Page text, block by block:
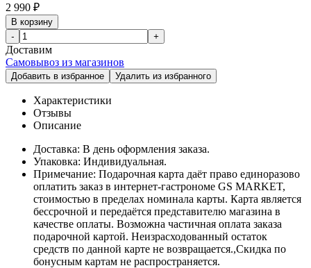
2 990 ₽
В корзину
-
+
Доставим
Самовывоз из магазинов
Добавить в избранное Удалить из избранного
Характеристики
Отзывы
Описание
Доставка: В день оформления заказа.
Упаковка: Индивидуальная.
Примечание: Подарочная карта даёт право единоразово
оплатить заказ в интернет-гастрономе GS MARKET,
стоимостью в пределах номинала карты. Карта является
бессрочной и передаётся представителю магазина в
качестве оплаты. Возможна частичная оплата заказа
подарочной картой. Неизрасходованный остаток
средств по данной карте не возвращается.,Скидка по
бонусным картам не распространяется.